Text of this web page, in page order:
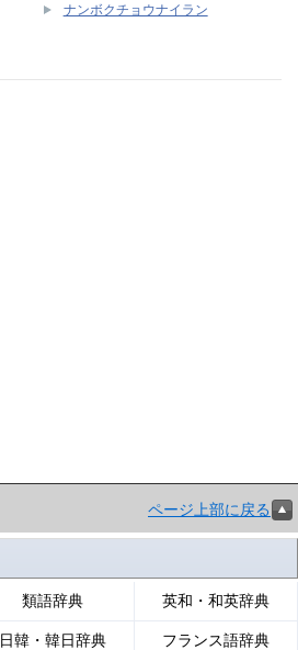
ナンボクチョウナイラン
ページ上部に戻る
類語辞典 英和・和英辞典
日韓・韓日辞典 フランス語辞典